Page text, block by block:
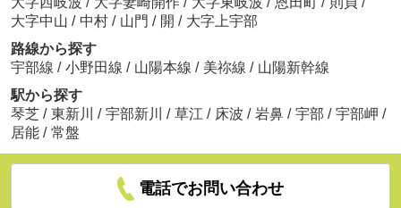
大字中山 / 中村 / 山門 / 開 / 大字上宇部
路線から探す
宇部線 / 小野田線 / 山陽本線 / 美祢線 / 山陽新幹線
駅から探す
琴芝 / 東新川 / 宇部新川 / 草江 / 床波 / 岩鼻 / 宇部 / 宇部岬 /
居能 / 常盤
電話でお問い合わせ